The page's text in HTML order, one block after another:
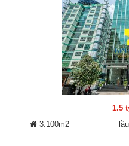
1.5
3.100m2